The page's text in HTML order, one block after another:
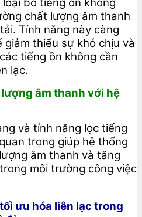
chất lượng âm thanh
Tính năng này càng
thiểu sự khó chịu và
tiếng ồn không cần
lạc.
âm thanh với hệ
và tính năng lọc tiếng
trọng giúp hệ thống
âm thanh và tăng
môi trường công việc
ưu hóa liên lạc trong